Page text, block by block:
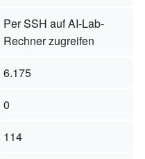
Per SSH auf AI-Lab-
Rechner zugreifen
6.175
0
114